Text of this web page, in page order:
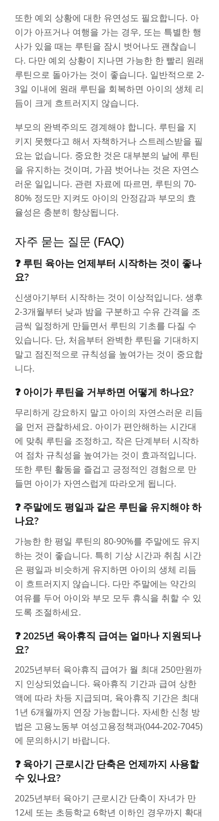
또한 예외 상황에 대한 유연성도 필요합니다. 아
이가 아프거나 여행을 가는 경우, 또는 특별한 행
사가 있을 때는 루틴을 잠시 벗어나도 괜찮습니
다. 다만 예외 상황이 지나면 가능한 한 빨리 원래
루틴으로 돌아가는 것이 좋습니다. 일반적으로 2-
3일 이내에 원래 루틴을 회복하면 아이의 생체 리
듬이 크게 흐트러지지 않습니다.
부모의 완벽주의도 경계해야 합니다. 루틴을 지
키지 못했다고 해서 자책하거나 스트레스받을 필
요는 없습니다. 중요한 것은 대부분의 날에 루틴
을 유지하는 것이며, 가끔 벗어나는 것은 자연스
러운 일입니다. 관련 자료에 따르면, 루틴의 70-
80% 정도만 지켜도 아이의 안정감과 부모의 효
율성은 충분히 향상됩니다.
자주 묻는 질문 (FAQ)
❓ 루틴 육아는 언제부터 시작하는 것이 좋나
요?
신생아기부터 시작하는 것이 이상적입니다. 생후
2-3개월부터 낮과 밤을 구분하고 수유 간격을 조
금씩 일정하게 만들면서 루틴의 기초를 다질 수
있습니다. 단, 처음부터 완벽한 루틴을 기대하지
말고 점진적으로 규칙성을 높여가는 것이 중요합
니다.
❓ 아이가 루틴을 거부하면 어떻게 하나요?
무리하게 강요하지 말고 아이의 자연스러운 리듬
을 먼저 관찰하세요. 아이가 편안해하는 시간대
에 맞춰 루틴을 조정하고, 작은 단계부터 시작하
여 점차 규칙성을 높여가는 것이 효과적입니다.
또한 루틴 활동을 즐겁고 긍정적인 경험으로 만
들면 아이가 자연스럽게 따라오게 됩니다.
❓ 주말에도 평일과 같은 루틴을 유지해야 하
나요?
가능한 한 평일 루틴의 80-90%를 주말에도 유지
하는 것이 좋습니다. 특히 기상 시간과 취침 시간
은 평일과 비슷하게 유지하면 아이의 생체 리듬
이 흐트러지지 않습니다. 다만 주말에는 약간의
여유를 두어 아이와 부모 모두 휴식을 취할 수 있
도록 조절하세요.
❓ 2025년 육아휴직 급여는 얼마나 지원되나
요?
2025년부터 육아휴직 급여가 월 최대 250만원까
지 인상되었습니다. 육아휴직 기간과 급여 상한
액에 따라 차등 지급되며, 육아휴직 기간은 최대
1년 6개월까지 연장 가능합니다. 자세한 신청 방
법은 고용노동부 여성고용정책과(044-202-7045)
에 문의하시기 바랍니다.
❓ 육아기 근로시간 단축은 언제까지 사용할
수 있나요?
2025년부터 육아기 근로시간 단축이 자녀가 만
12세 또는 초등학교 6학년 이하인 경우까지 확대